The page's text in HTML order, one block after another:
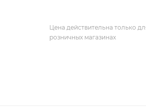
Цена действительна только
розничных магазинах